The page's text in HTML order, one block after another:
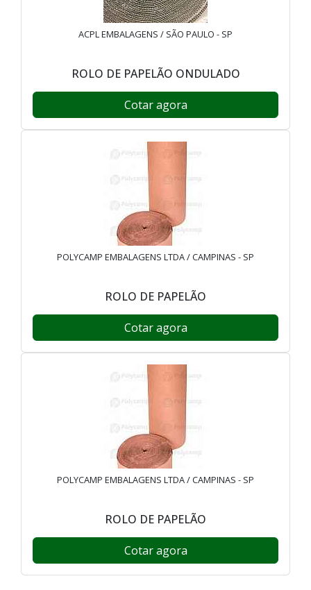
ACPL EMBALAGENS / SÃO PAULO - SP
ROLO DE PAPELÃO ONDULADO
Cotar agora
POLYCAMP EMBALAGENS LTDA / CAMPINAS - SP
ROLO DE PAPELÃO
Cotar agora
POLYCAMP EMBALAGENS LTDA / CAMPINAS - SP
ROLO DE PAPELÃO
Cotar agora